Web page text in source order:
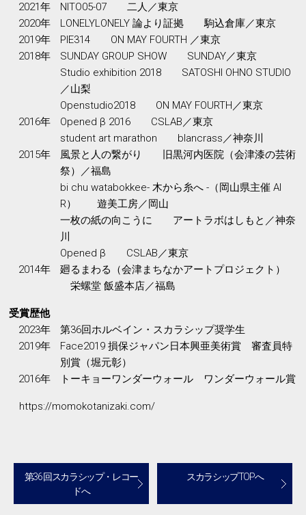
2021年
NITO05-07 二人／東京
2020年
LONELYLONELY 論より証拠 駒込倉庫／東京
2019年
PIE314 ON MAY FOURTH ／東京
2018年
SUNDAY GROUP SHOW SUNDAY／東京
Studio exhibition 2018 SATOSHI OHNO STUDIO
／山梨
Openstudio2018 ON MAY FOURTH／東京
2016年
Opened β 2016 CSLAB／東京
student art marathon blancrass／神奈川
2015年
風景と人の繋がり 旧黒河内医院（会津漆の芸術
祭）／福島
bi chu watabokkee- 木から糸へ -（岡山県主催 AI
R） 遊美工房／岡山
一枚の紙の向こうに アートラボはしもと／神奈
川
Opened β CSLAB／東京
2014年
廻るまわる（会津まちなかアートプロジェクト）
栄螺堂 飯盛本店／福島
受賞歴他
2023年
第36回ホルベイン・スカラシップ奨学生
2019年
Face2019 損保ジャパン日本興亜美術賞 審査員特
別賞（堀元彰）
2016年
トーキョーワンダーウォール ワンダーウォール賞
https://momokotanizaki.com/
第36 回スカラシップ・レコー
ドへ
スカラシップTOPへ